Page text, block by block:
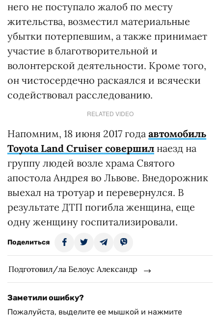
него не поступало жалоб по месту
жительства, возместил материальные
убытки потерпевшим, а также принимает
участие в благотворительной и
волонтерской деятельности. Кроме того,
он чистосердечно раскаялся и всячески
содействовал расследованию.
RELATED VIDEO
Напомним, 18 июня 2017 года автомобиль
Toyota Land Cruiser совершил наезд на
группу людей возле храма Святого
апостола Андрея во Львове. Внедорожник
выехал на тротуар и перевернулся. В
результате ДТП погибла женщина, еще
одну женщину госпитализировали.
Поделиться
Подготовил/ла Белоус Александр
Заметили ошибку?
Пожалуйста, выделите ее мышкой и нажмите